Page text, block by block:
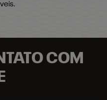
COM